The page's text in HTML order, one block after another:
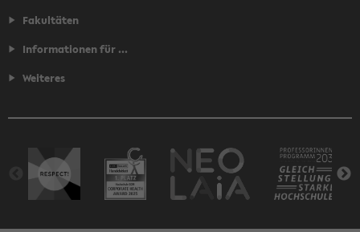
Fakultäten
Informationen für ...
Weiteres